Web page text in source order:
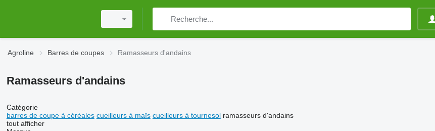
Agroline Barres de coupes Ramasseurs d'andains
Ramasseurs d'andains
Catégorie
barres de coupe à céréales cueilleurs à maïs cueilleurs à tournesol ramasseurs d'andains
tout afficher